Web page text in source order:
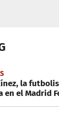
la
en el Madrid